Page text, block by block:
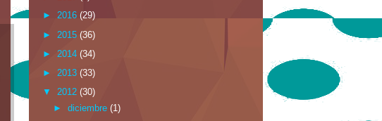
► 2016 (29)
► 2015 (36)
► 2014 (34)
► 2013 (33)
▼ 2012 (30)
►diciembre(1)